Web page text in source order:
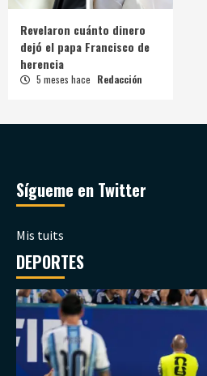
Revelaron cuánto dinero
dejó el papa Francisco de
herencia
5 meses hace Redacción
Sígueme en Twitter
Mis tuits
DEPORTES